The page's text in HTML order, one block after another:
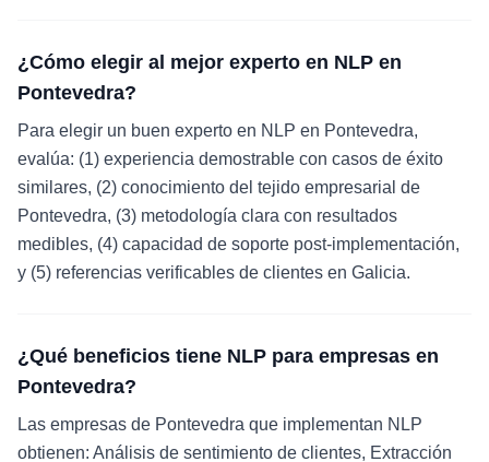
¿Cómo elegir al mejor experto en NLP en
Pontevedra?
Para elegir un buen experto en NLP en Pontevedra,
evalúa: (1) experiencia demostrable con casos de éxito
similares, (2) conocimiento del tejido empresarial de
Pontevedra, (3) metodología clara con resultados
medibles, (4) capacidad de soporte post-implementación,
y (5) referencias verificables de clientes en Galicia.
¿Qué beneficios tiene NLP para empresas en
Pontevedra?
Las empresas de Pontevedra que implementan NLP
obtienen: Análisis de sentimiento de clientes, Extracción